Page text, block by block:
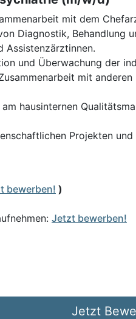
mit dem
Diagnostik, Behandlung
Assistenzärztinnen.
und Überwachung der
mit
hausinternen
Projekten
bewerben! )
Jetzt bewerben!
Jetzt